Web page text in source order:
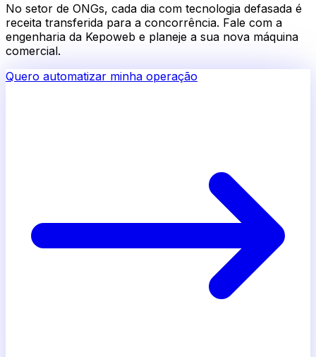
No setor de ONGs, cada dia com tecnologia defasada é
receita transferida para a concorrência. Fale com a
engenharia da Kepoweb e planeje a sua nova máquina
comercial.
Quero automatizar minha operação